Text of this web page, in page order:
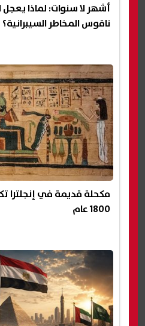
أشهر لا سنوات: لماذا يعجل
ناقوس المخاطر السيبرانية؟
مكحلة قديمة في إنجلترا
1800 عام